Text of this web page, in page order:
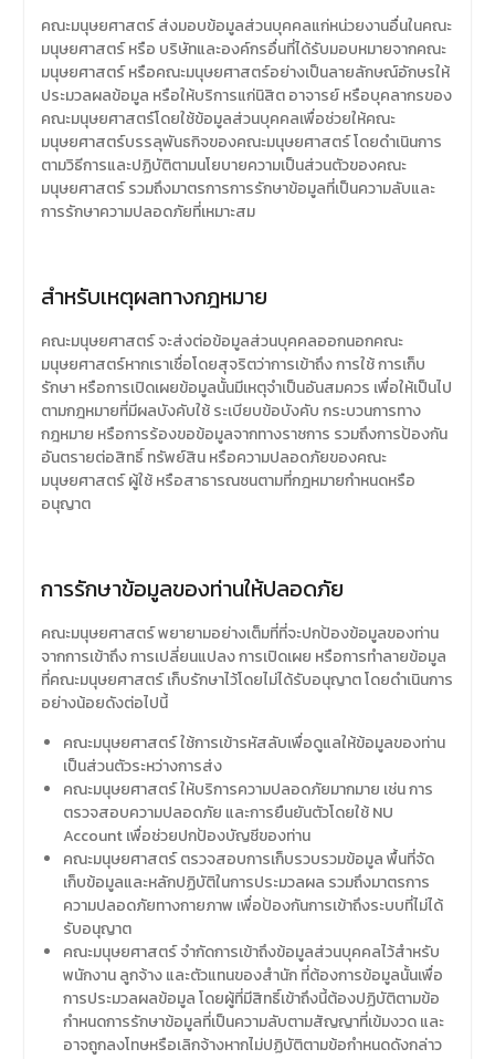
คณะมนุษยศาสตร์ ส่งมอบข้อมูลส่วนบุคคลแก่หน่วยงานอื่นในคณะ
มนุษยศาสตร์ หรือ บริษัทและองค์กรอื่นที่ได้รับมอบหมายจากคณะ
มนุษยศาสตร์ หรือคณะมนุษยศาสตร์อย่างเป็นลายลักษณ์อักษรให้
ประมวลผลข้อมูล หรือให้บริการแก่นิสิต อาจารย์ หรือบุคลากรของ
คณะมนุษยศาสตร์โดยใช้ข้อมูลส่วนบุคคลเพื่อช่วยให้คณะ
มนุษยศาสตร์บรรลุพันธกิจของคณะมนุษยศาสตร์ โดยดำเนินการ
ตามวิธีการและปฏิบัติตามนโยบายความเป็นส่วนตัวของคณะ
มนุษยศาสตร์ รวมถึงมาตรการการรักษาข้อมูลที่เป็นความลับและ
การรักษาความปลอดภัยที่เหมาะสม
สำหรับเหตุผลทางกฎหมาย
คณะมนุษยศาสตร์ จะส่งต่อข้อมูลส่วนบุคคลออกนอกคณะ
มนุษยศาสตร์หากเราเชื่อโดยสุจริตว่าการเข้าถึง การใช้ การเก็บ
รักษา หรือการเปิดเผยข้อมูลนั้นมีเหตุจำเป็นอันสมควร เพื่อให้เป็นไป
ตามกฎหมายที่มีผลบังคับใช้ ระเบียบข้อบังคับ กระบวนการทาง
กฎหมาย หรือการร้องขอข้อมูลจากทางราชการ รวมถึงการป้องกัน
อันตรายต่อสิทธิ์ ทรัพย์สิน หรือความปลอดภัยของคณะ
มนุษยศาสตร์ ผู้ใช้ หรือสาธารณชนตามที่กฎหมายกำหนดหรือ
อนุญาต
การรักษาข้อมูลของท่านให้ปลอดภัย
คณะมนุษยศาสตร์ พยายามอย่างเต็มที่ที่จะปกป้องข้อมูลของท่าน
จากการเข้าถึง การเปลี่ยนแปลง การเปิดเผย หรือการทำลายข้อมูล
ที่คณะมนุษยศาสตร์ เก็บรักษาไว้โดยไม่ได้รับอนุญาต โดยดำเนินการ
อย่างน้อยดังต่อไปนี้
คณะมนุษยศาสตร์ ใช้การเข้ารหัสลับเพื่อดูแลให้ข้อมูลของท่าน
เป็นส่วนตัวระหว่างการส่ง
คณะมนุษยศาสตร์ ให้บริการความปลอดภัยมากมาย เช่น การ
ตรวจสอบความปลอดภัย และการยืนยันตัวโดยใช้ NU
Account เพื่อช่วยปกป้องบัญชีของท่าน
คณะมนุษยศาสตร์ ตรวจสอบการเก็บรวบรวมข้อมูล พื้นที่จัด
เก็บข้อมูลและหลักปฏิบัติในการประมวลผล รวมถึงมาตรการ
ความปลอดภัยทางกายภาพ เพื่อป้องกันการเข้าถึงระบบที่ไม่ได้
รับอนุญาต
คณะมนุษยศาสตร์ จำกัดการเข้าถึงข้อมูลส่วนบุคคลไว้สำหรับ
พนักงาน ลูกจ้าง และตัวแทนของสำนัก ที่ต้องการข้อมูลนั้นเพื่อ
การประมวลผลข้อมูล โดยผู้ที่มีสิทธิ์เข้าถึงนี้ต้องปฏิบัติตามข้อ
กำหนดการรักษาข้อมูลที่เป็นความลับตามสัญญาที่เข้มงวด และ
อาจถูกลงโทษหรือเลิกจ้างหากไม่ปฏิบัติตามข้อกำหนดดังกล่าว